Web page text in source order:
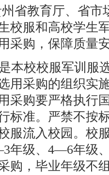
省教育厅、省市
校服和高校学生
采购，保障质量
本校校服军训服
用采购的组织实
采购要严格执行
标准。严禁不按
服流入校园。校
年级、4—6年级
购，毕业年级不